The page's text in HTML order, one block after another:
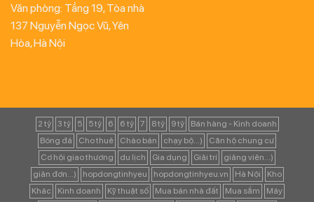
Văn phòng: Tầng 19, Tòa nhà
137 Nguyễn Ngọc Vũ, Yên
Hòa, Hà Nội
2 tỷ 3 tỷ 5 5 tỷ 6 6 tỷ 7 8 tỷ 9 tỷ
Bán hàng - Kinh doanh
Bóng đá
Cho thuê Chào bán chạy bộ...)
Căn hộ chung cư
Cơ hội giao thương
du lịch Gia dụng Giải trí
giảng viên...)
giản đơn...)
hopdongtinhyeu hopdongtinhyeu.vn Hà Nội
Kho
Khác
Kinh doanh Kỹ thuật số Mua bán nhà đất Mua sắm
Máy